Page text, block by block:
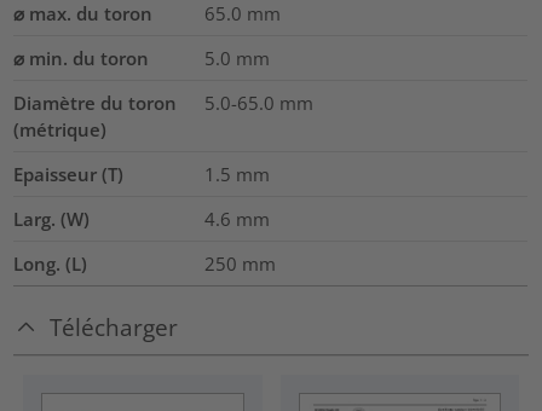
⌀ max. du toron 65.0 mm
⌀ min. du toron
5.0 mm
Diamètre du toron
(métrique)
5.0-65.0 mm
Epaisseur (T) 1.5 mm
Larg. (W)
4.6 mm
Long. (L)
250 mm
Télécharger